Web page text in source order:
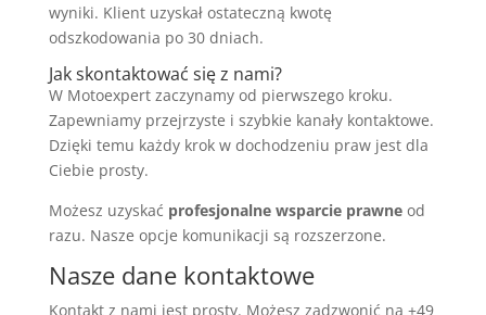
wyniki. Klient uzyskał ostateczną kwotę
odszkodowania po 30 dniach.
Jak skontaktować się z nami?
W Motoexpert zaczynamy od pierwszego kroku.
Zapewniamy przejrzyste i szybkie kanały kontaktowe.
Dzięki temu każdy krok w dochodzeniu praw jest dla
Ciebie prosty.
Możesz uzyskać profesjonalne wsparcie prawneod
razu. Nasze opcje komunikacji są rozszerzone.
Nasze dane kontaktowe
Kontakt z nami jest prosty. Możesz zadzwonić na +49